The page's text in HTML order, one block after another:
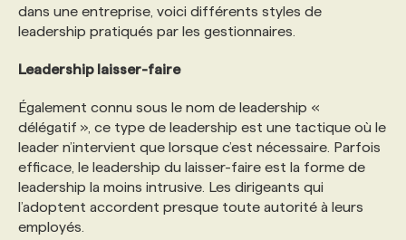
FAQ
ANNONCEZ AVEC NOUS
dans une entreprise, voici différents styles de
leadership pratiqués par les gestionnaires.
Leadership laisser-faire
Également connu sous le nom de leadership «
délégatif », ce type de leadership est une tactique où le
leader n’intervient que lorsque c’est nécessaire. Parfois
efficace, le leadership du laisser-faire est la forme de
leadership la moins intrusive. Les dirigeants qui
l’adoptent accordent presque toute autorité à leurs
employés.